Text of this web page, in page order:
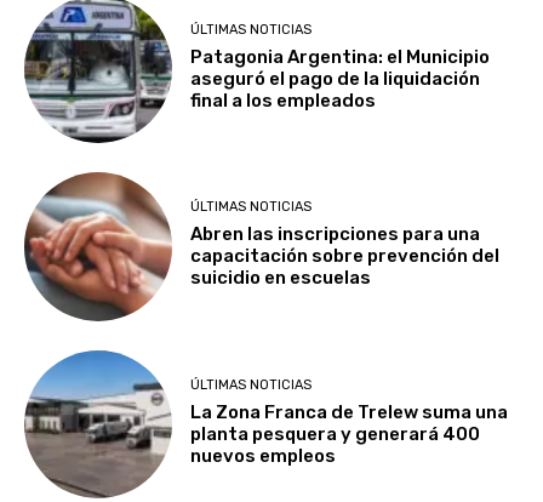
ÚLTIMAS NOTICIAS
Patagonia Argentina: el Municipio
aseguró el pago de la liquidación
final a los empleados
ÚLTIMAS NOTICIAS
Abren las inscripciones para una
capacitación sobre prevención del
suicidio en escuelas
ÚLTIMAS NOTICIAS
La Zona Franca de Trelew suma una
planta pesquera y generará 400
nuevos empleos